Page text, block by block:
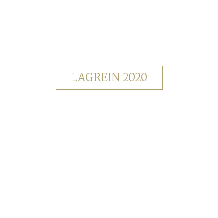
LAGREIN 2020